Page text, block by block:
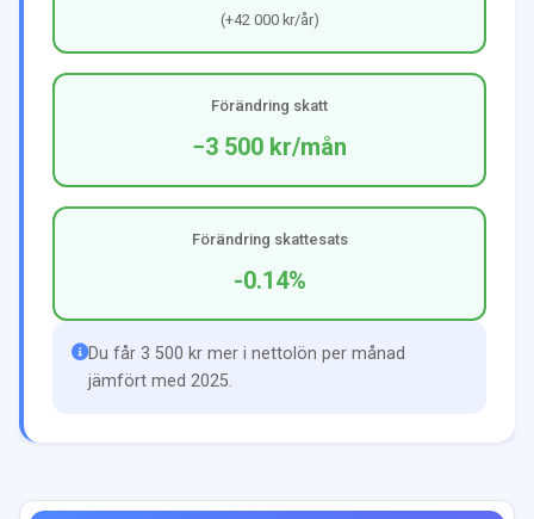
(+42 000 kr/år)
Förändring skatt
−3 500 kr/mån
Förändring skattesats
-0.14%
Du får 3 500 kr mer i nettolön per månad
jämfört med 2025.